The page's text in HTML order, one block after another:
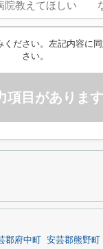
ください。左記内容に
さい。
項目があります
郡府中町 安芸郡熊野町